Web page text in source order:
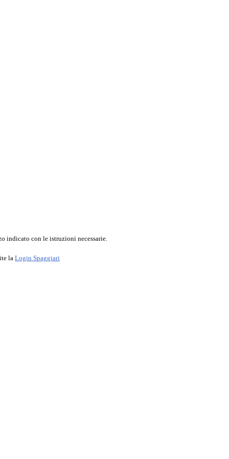
indicato con le istruzioni necessarie.
la Login Spaggiari